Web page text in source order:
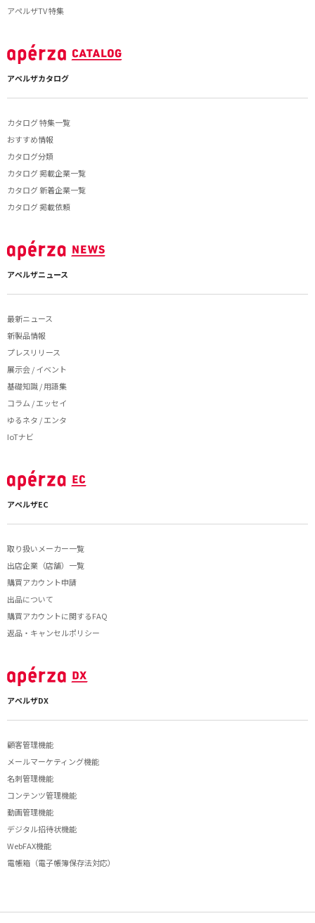
アペルザTV 特集
アペルザカタログ
カタログ 特集一覧
おすすめ情報
カタログ分類
カタログ 掲載企業一覧
カタログ 新着企業一覧
カタログ 掲載依頼
アペルザニュース
最新ニュース
新製品情報
プレスリリース
展示会 / イベント
基礎知識 / 用語集
コラム / エッセイ
ゆるネタ / エンタ
IoTナビ
アペルザEC
取り扱いメーカー一覧
出店企業（店舗）一覧
購買アカウント申請
出品について
購買アカウントに関するFAQ
返品・キャンセルポリシー
アペルザDX
顧客管理機能
メールマーケティング機能
名刺管理機能
コンテンツ管理機能
動画管理機能
デジタル招待状機能
WebFAX機能
電帳箱（電子帳簿保存法対応）